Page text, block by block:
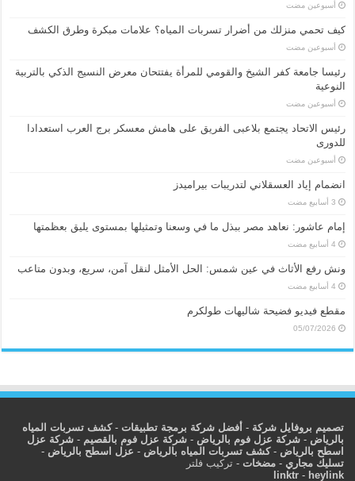
‏أسبوعين مضت
كيف تحمي منزلك من أضرار تسربات المياه؟ علامات مبكرة وطرق الكشف
‏أسبوعين مضت
رئيسا جامعة كفر الشيخ والقومي للمرأة يفتتحان معرض النسيج الذكي بالتربية
النوعية
‏أسبوعين مضت
رئيس الاتحاد يجتمع بلاعبى الفريق على هامش معسكر برج العرب استعدادا
للدورى
‏أسبوعين مضت
انضمام إياد العسقلاني لتدريبات بيراميدز
إمام عاشور: نعاهد مصر ببذل ما في وسعنا وتمثيلها بمستوى يليق بعظمتها
ونش رفع الأثاث في عين شمس: الحل الأمثل لنقل آمن، سريع، وبدون متاعب
مقطع فيديو فضيحة شاليهات طولكرم
05/07/2026
تصميم بروفايل شركة - أفضل شركة برمجة تطبيقات -كشف تسربات المياه
بالرياض -شركة عزل فوم بالرياض -شركة عزل فوم بالقصيم -شركة عزل
اسطح بالرياض -كشف تسربات المياه بالرياض - عزل اسطح بالرياض -
تسليك مجاري -مضخات -تركيب فلتر
linktr- heylink